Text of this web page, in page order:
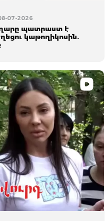
07-2026
պատրաստ է
կաթողիկոսին.